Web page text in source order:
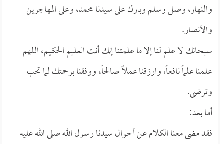
والنهار، وصل وسلم وبارك على سيدنا محمد، وعلى المهاجرين
والأنصار.
سبحانك لا علم لنا إلا ما علمتنا إنك أنت العليم الحكيم، اللهم
علمنا علماً نافعاً، وارزقنا عملاً صالحاً، ووفقنا برحمتك لما تحب
وترضى.
أما بعد:
فقد مضى معنا الكلام عن أحوال سيدنا رسول الله صلى الله عليه